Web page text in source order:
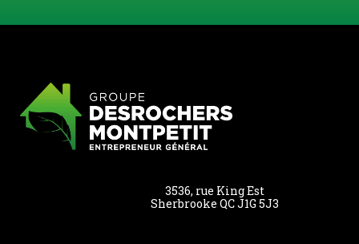
3536, rue King Est
Sherbrooke QC J1G 5J3